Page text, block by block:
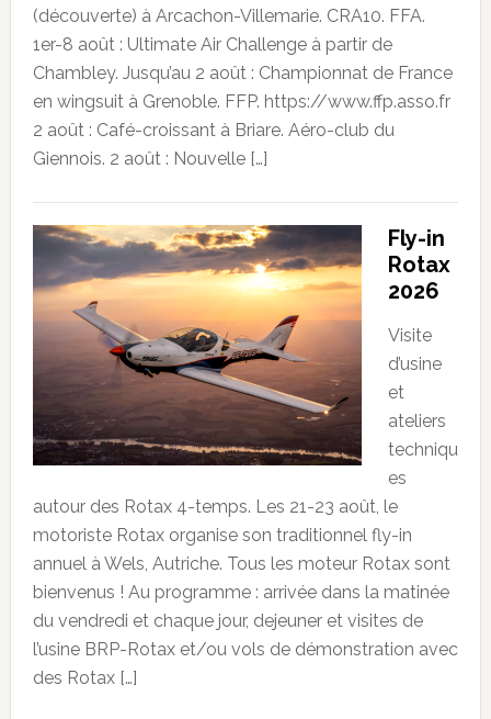
(découverte) à Arcachon-Villemarie. CRA10. FFA.
1er-8 août : Ultimate Air Challenge à partir de
Chambley. Jusqu’au 2 août : Championnat de France
en wingsuit à Grenoble. FFP. https://www.ffp.asso.fr
2 août : Café-croissant à Briare. Aéro-club du
Giennois. 2 août : Nouvelle […]
Fly-in
Rotax
2026
Visite
d’usine
et
ateliers
techniqu
es
autour des Rotax 4-temps. Les 21-23 août, le
motoriste Rotax organise son traditionnel fly-in
annuel à Wels, Autriche. Tous les moteur Rotax sont
bienvenus ! Au programme : arrivée dans la matinée
du vendredi et chaque jour, dejeuner et visites de
l’usine BRP-Rotax et/ou vols de démonstration avec
des Rotax […]